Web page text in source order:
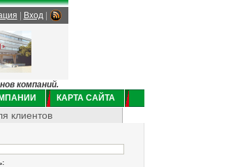
Вход|
компаний.
КАРТА САЙТА
клиентов